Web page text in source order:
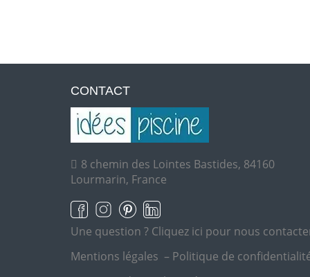
CONTACT
8 chemin des Lointes Bastides, 84160
Lourmarin, France
Une question ? Cliquez ici pour nous
Mentions légales – Politique de